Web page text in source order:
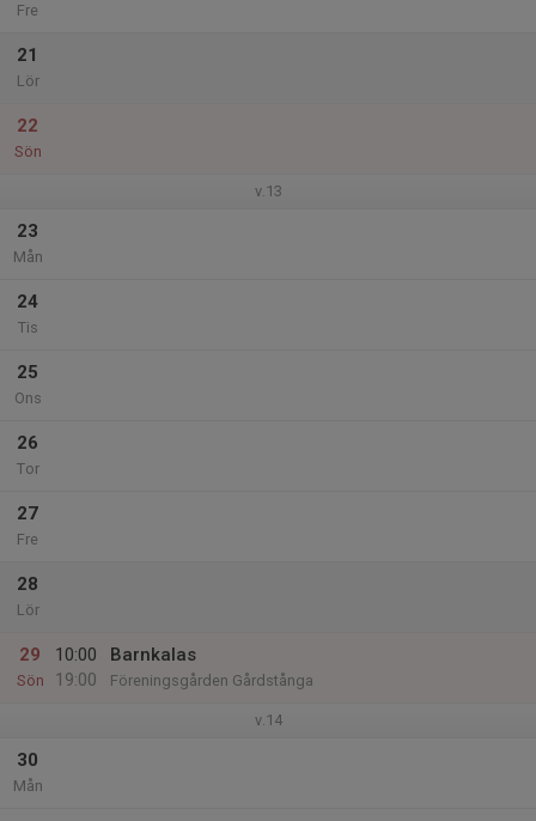
Fre
21
Lör
22
Sön
v.13
23
Mån
24
Tis
25
Ons
26
Tor
27
Fre
28
Lör
29
Sön
10:00
19:00
Barnkalas
Föreningsgården Gårdstånga
v.14
30
Mån